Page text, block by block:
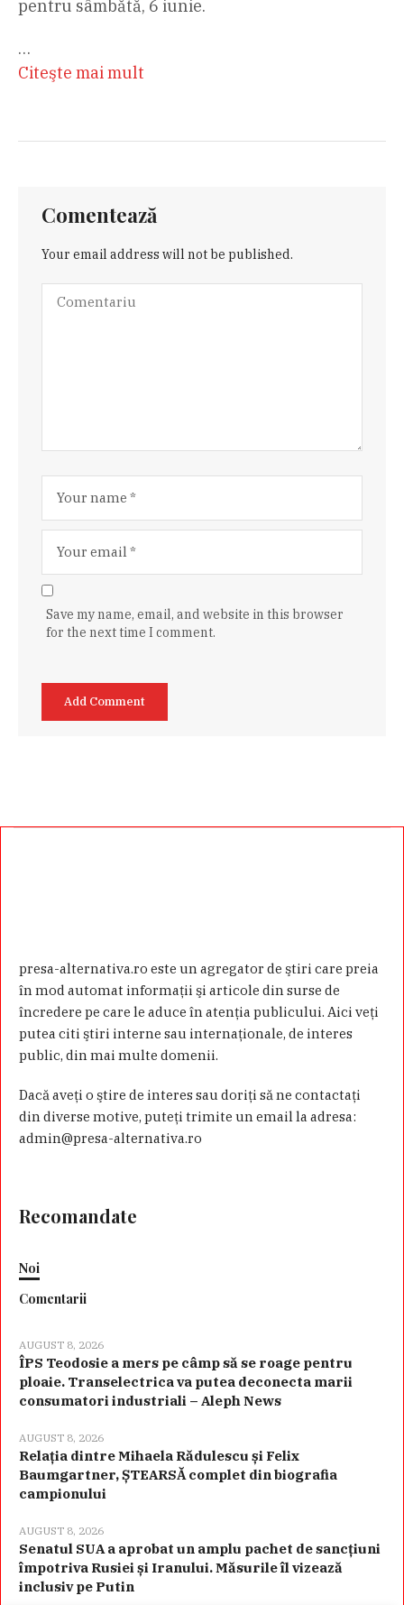
pentru sâmbătă, 6 iunie.
…
Citeşte mai mult
Comentează
Your email address will not be published.
Save my name, email, and website in this browser
for the next time I comment.
presa-alternativa.ro este un agregator de ştiri care preia
în mod automat informaţii şi articole din surse de
încredere pe care le aduce în atenţia publicului. Aici veţi
putea citi ştiri interne sau internaţionale, de interes
public, din mai multe domenii.
Dacă aveţi o ştire de interes sau doriţi să ne contactaţi
din diverse motive, puteţi trimite un email la adresa:
admin@presa-alternativa.ro
Recomandate
Noi
Comentarii
AUGUST 8, 2026
ÎPS Teodosie a mers pe câmp să se roage pentru
ploaie. Transelectrica va putea deconecta marii
consumatori industriali – Aleph News
AUGUST 8, 2026
Relația dintre Mihaela Rădulescu și Felix
Baumgartner, ȘTEARSĂ complet din biografia
campionului
AUGUST 8, 2026
Senatul SUA a aprobat un amplu pachet de sancțiuni
împotriva Rusiei și Iranului. Măsurile îl vizează
inclusiv pe Putin